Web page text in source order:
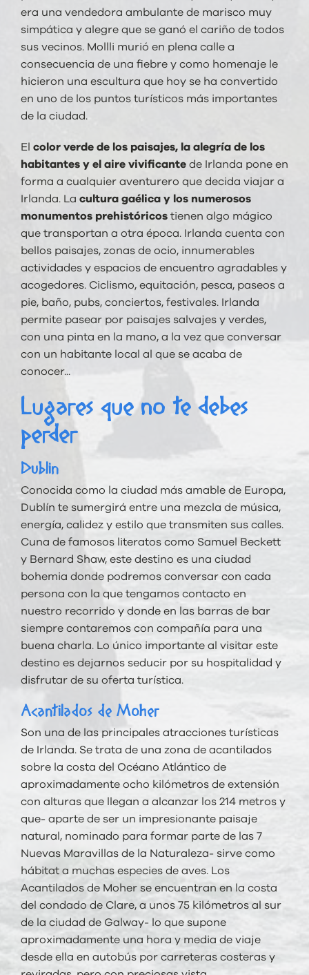
era una vendedora ambulante de marisco muy
simpática y alegre que se ganó el cariño de todos
sus vecinos. Mollli murió en plena calle a
consecuencia de una fiebre y como homenaje le
hicieron una escultura que hoy se ha convertido
en uno de los puntos turísticos más importantes
de la ciudad.
El color verde de los paisajes, la alegría de los
habitantes y el aire vivificante de Irlanda pone en
forma a cualquier aventurero que decida viajar a
Irlanda. La cultura gaélica y los numerosos
monumentos prehistóricos tienen algo mágico
que transportan a otra época. Irlanda cuenta con
bellos paisajes, zonas de ocio, innumerables
actividades y espacios de encuentro agradables y
acogedores. Ciclismo, equitación, pesca, paseos a
pie, baño, pubs, conciertos, festivales. Irlanda
permite pasear por paisajes salvajes y verdes,
con una pinta en la mano, a la vez que conversar
con un habitante local al que se acaba de
conocer...
Lugares que no te debes
perder
Dublin
Conocida como la ciudad más amable de Europa,
Dublín te sumergirá entre una mezcla de música,
energía, calidez y estilo que transmiten sus calles.
Cuna de famosos literatos como Samuel Beckett
y Bernard Shaw, este destino es una ciudad
bohemia donde podremos conversar con cada
persona con la que tengamos contacto en
nuestro recorrido y donde en las barras de bar
siempre contaremos con compañía para una
buena charla. Lo único importante al visitar este
destino es dejarnos seducir por su hospitalidad y
disfrutar de su oferta turística.
Acantilados de Moher
Son una de las principales atracciones turísticas
de Irlanda. Se trata de una zona de acantilados
sobre la costa del Océano Atlántico de
aproximadamente ocho kilómetros de extensión
con alturas que llegan a alcanzar los 214 metros y
que- aparte de ser un impresionante paisaje
natural, nominado para formar parte de las 7
Nuevas Maravillas de la Naturaleza- sirve como
hábitat a muchas especies de aves. Los
Acantilados de Moher se encuentran en la costa
del condado de Clare, a unos 75 kilómetros al sur
de la ciudad de Galway- lo que supone
aproximadamente una hora y media de viaje
desde ella en autobús por carreteras costeras y